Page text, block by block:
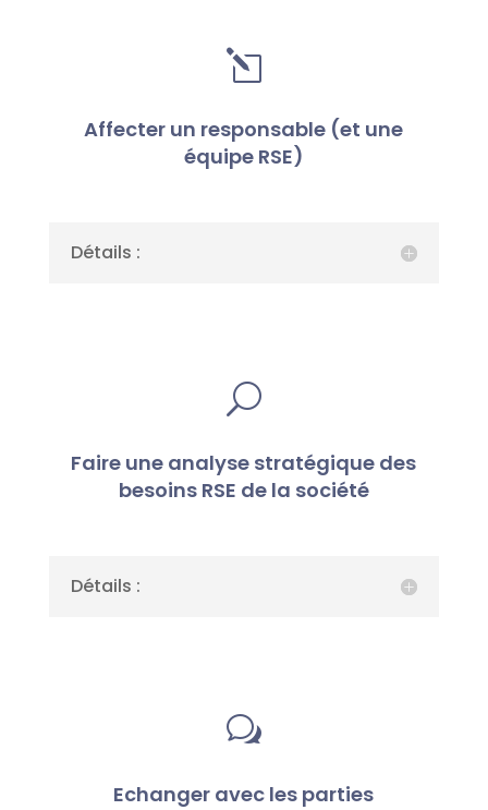
l
Affecter un responsable (et une
équipe RSE)
Détails :
U
Faire une analyse stratégique des
besoins RSE de la société
Détails :
w
Echanger avec les parties